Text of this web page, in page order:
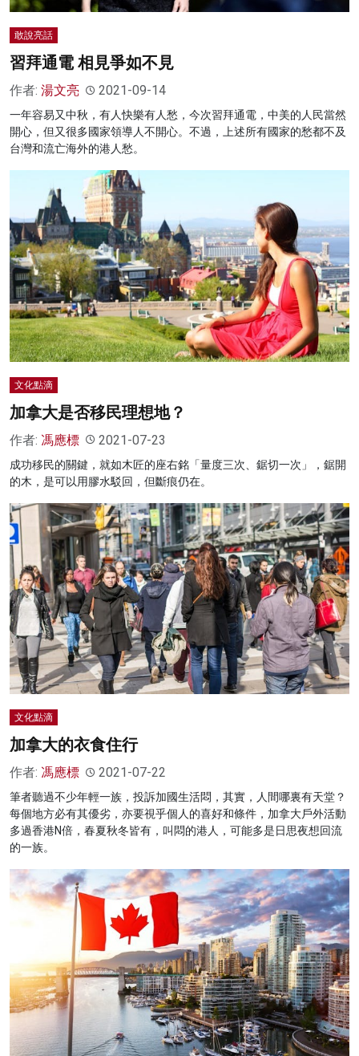
敢說亮話
習拜通電 相見爭如不見
作者: 湯文亮 2021-09-14
一年容易又中秋，有人快樂有人愁，今次習拜通電，中美的人民當然
開心，但又很多國家領導人不開心。不過，上述所有國家的愁都不及
台灣和流亡海外的港人愁。
文化點滴
加拿大是否移民理想地？
作者: 馮應標 2021-07-23
成功移民的關鍵，就如木匠的座右銘「量度三次、鋸切一次」，鋸開
的木，是可以用膠水駁回，但斷痕仍在。
文化點滴
加拿大的衣食住行
作者: 馮應標 2021-07-22
筆者聽過不少年輕一族，投訴加國生活悶，其實，人間哪裏有天堂？
每個地方必有其優劣，亦要視乎個人的喜好和條件，加拿大戶外活動
多過香港N倍，春夏秋冬皆有，叫悶的港人，可能多是日思夜想回流
的一族。